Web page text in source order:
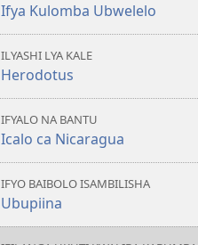
Ifya Kulomba Ubwelelo
ILYASHI LYA KALE
Herodotus
IFYALO NA BANTU
Icalo ca Nicaragua
IFYO BAIBOLO ISAMBILISHA
Ubupiina